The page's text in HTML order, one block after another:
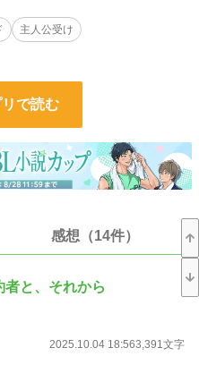
となったウォルターも、やがて18
の身体を拓いて来たアリスターは、
かのように、アリスターの運命の番
してあります。
主人公受け
で読む
感想（14件）
者と、それから
2025.10.04 18:563,391文字